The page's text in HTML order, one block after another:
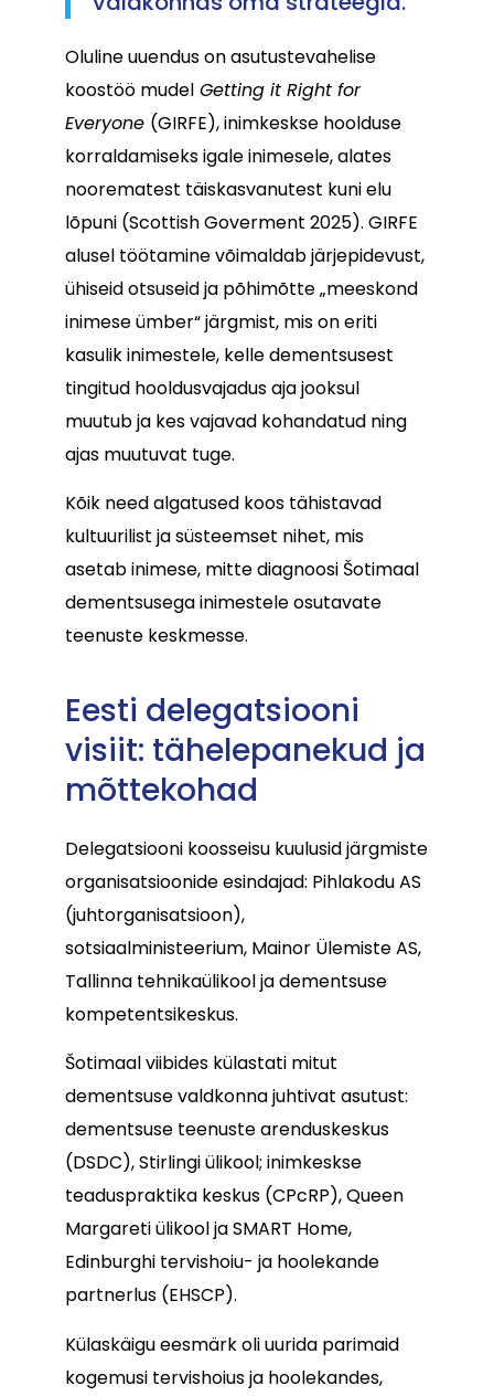
Oluline uuendus on asutustevahelise
koostöö mudel Getting it Right for
Everyone (GIRFE), inimkeskse hoolduse
korraldamiseks igale inimesele, alates
noorematest täiskasvanutest kuni elu
lõpuni (Scottish Goverment 2025). GIRFE
alusel töötamine võimaldab järjepidevust,
ühiseid otsuseid ja põhimõtte „meeskond
inimese ümber“ järgmist, mis on eriti
kasulik inimestele, kelle dementsusest
tingitud hooldusvajadus aja jooksul
muutub ja kes vajavad kohandatud ning
ajas muutuvat tuge.
Kõik need algatused koos tähistavad
kultuurilist ja süsteemset nihet, mis
asetab inimese, mitte diagnoosi Šotimaal
dementsusega inimestele osutavate
teenuste keskmesse.
Eesti delegatsiooni
visiit: tähelepanekud ja
mõttekohad
Delegatsiooni koosseisu kuulusid järgmiste
organisatsioonide esindajad: Pihlakodu AS
(juhtorganisatsioon),
sotsiaalministeerium, Mainor Ülemiste AS,
Tallinna tehnikaülikool ja dementsuse
kompetentsikeskus.
Šotimaal viibides külastati mitut
dementsuse valdkonna juhtivat asutust:
dementsuse teenuste arenduskeskus
(DSDC), Stirlingi ülikool; inimkeskse
teaduspraktika keskus (CPcRP), Queen
Margareti ülikool ja SMART Home,
Edinburghi tervishoiu- ja hoolekande
partnerlus (EHSCP).
Külaskäigu eesmärk oli uurida parimaid
kogemusi tervishoius ja hoolekandes,